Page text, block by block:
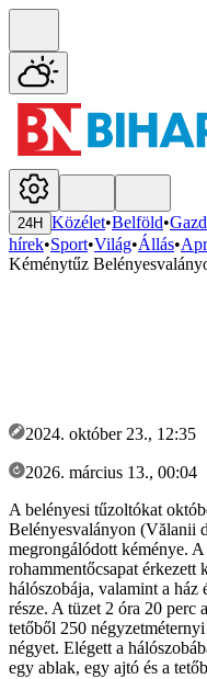
24H Közélet•Belföld•
hírek•Sport•Világ•Állás•
Kéménytűz
2024. október 23., 12:35
2026. március 13., 00:04
A belényesi tűzoltókat
Belényesvalányon (Vălanii
megrongálódott kéménye.
rohammentőcsapat
hálószobája, valamint a ház
része. A tüzet 2 óra 20 perc
tetőből 250
négyet. Elégett a
egy ablak, egy ajtó és a